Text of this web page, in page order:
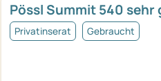
Pössl Summit 540
Privatinserat Gebraucht